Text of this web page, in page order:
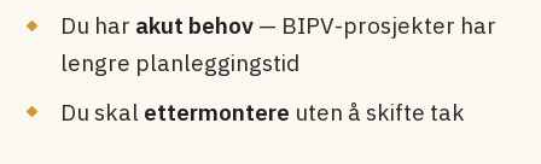
Du har akut behov — BIPV-prosjekter har
lengre planleggings­tid
Du skal etter­montere uten å skifte tak